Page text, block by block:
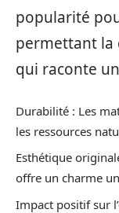
popularité
permettant la
qui raconte
Durabilité : Les
les ressources
Esthétique
offre un charme
Impact positif sur